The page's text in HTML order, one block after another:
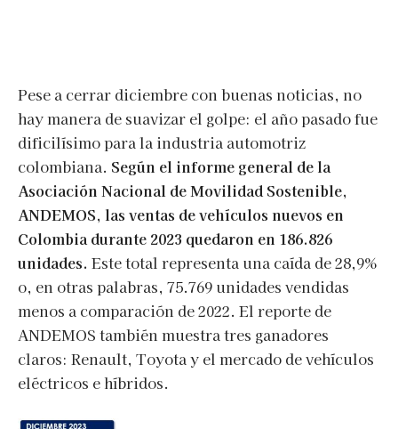
Pese a cerrar diciembre con buenas noticias, no
hay manera de suavizar el golpe: el año pasado fue
dificilísimo para la industria automotriz
colombiana. Según el informe general de la
Asociación Nacional de Movilidad Sostenible,
ANDEMOS, las ventas de vehículos nuevos en
Colombia durante 2023 quedaron en 186.826
unidades. Este total representa una caída de 28,9%
o, en otras palabras, 75.769 unidades vendidas
menos a comparación de 2022. El reporte de
ANDEMOS también muestra tres ganadores
claros: Renault, Toyota y el mercado de vehículos
eléctricos e híbridos.